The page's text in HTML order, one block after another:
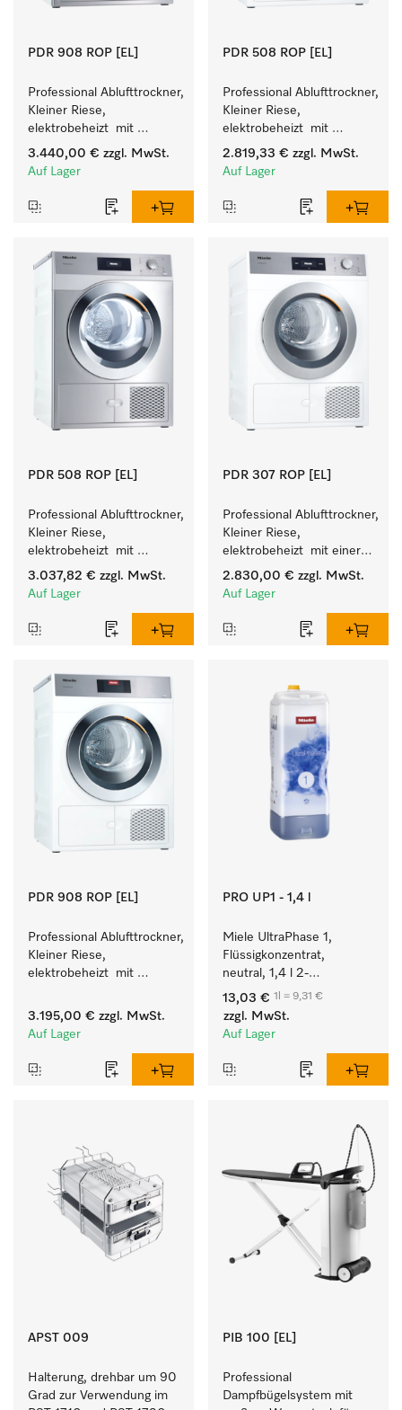
PDR 908 ROP [EL]
Professional Ablufttrockner,
Kleiner Riese,
elektrobeheizt  mit
besonders kurzen
Programmlaufzeiten.
3.440,00 € zzgl. MwSt.
Auf Lager
PDR 508 ROP [EL]
Professional Ablufttrockner,
Kleiner Riese,
elektrobeheizt  mit
besonders kurzen
Programmlaufzeiten.
2.819,33 € zzgl. MwSt.
Auf Lager
PDR 508 ROP [EL]
Professional Ablufttrockner,
Kleiner Riese,
elektrobeheizt  mit
besonders kurzen
Programmlaufzeiten.
3.037,82 € zzgl. MwSt.
Auf Lager
PDR 307 ROP [EL]
Professional Ablufttrockner,
Kleiner Riese,
elektrobeheizt  mit einer
kürzesten Laufzeit von
37 min für einen hohen
2.830,00 € zzgl. MwSt.
Auf Lager
PDR 908 ROP [EL]
Professional Ablufttrockner,
Kleiner Riese,
elektrobeheizt  mit
Programmlaufzeiten.
Leistung 8 kg in 42 min.
3.195,00 € zzgl. MwSt.
Auf Lager
PRO UP1 - 1,4 l
Miele UltraPhase 1,
Flüssigkonzentrat,
neutral, 1,4 l 2-
Komponentenwaschmittel
für Buntes, Weißes und
Feines.
13,03 € 1l = 9,31 €
zzgl. MwSt.
Auf Lager
APST 009
Halterung, drehbar um 90
Grad zur Verwendung im
PIB 100 [EL]
Professional
Dampfbügelsystem mit